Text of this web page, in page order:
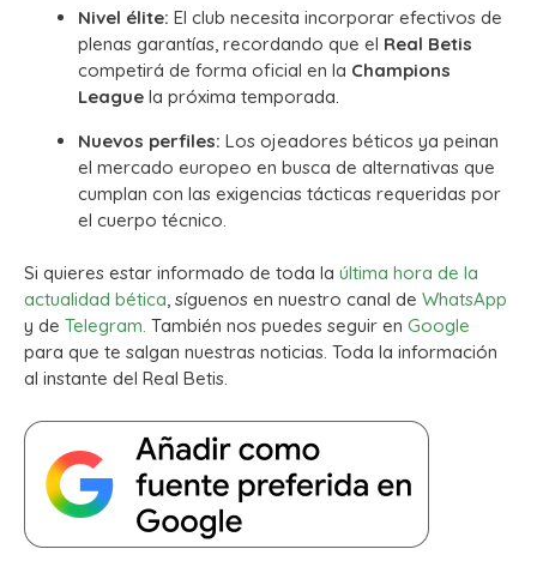
Nivel élite: El club necesita incorporar efectivos de
plenas garantías, recordando que el Real Betis
competirá de forma oficial en la Champions
League la próxima temporada.
Nuevos perfiles: Los ojeadores béticos ya peinan
el mercado europeo en busca de alternativas que
cumplan con las exigencias tácticas requeridas por
el cuerpo técnico.
Si quieres estar informado de toda la última hora de la
actualidad bética, síguenos en nuestro canal de WhatsApp
y de Telegram. También nos puedes seguir en Google
para que te salgan nuestras noticias. Toda la información
al instante del Real Betis.